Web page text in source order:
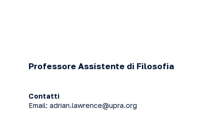
Professore Assistente di Filosofia
Contatti
Email: adrian.lawrence@upra.org